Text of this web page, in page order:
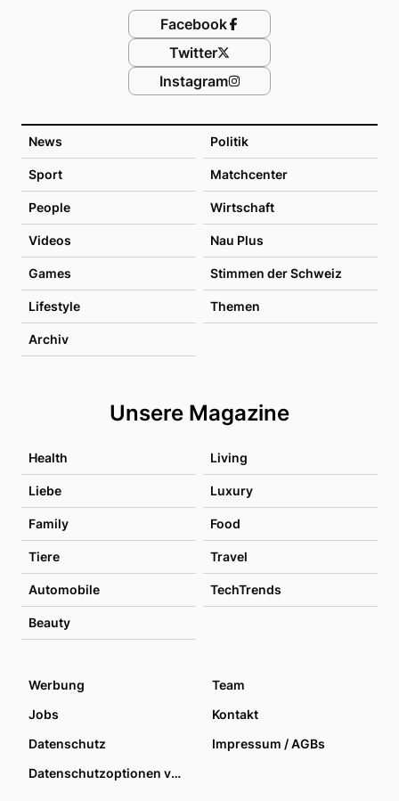
News Politik
Sport Matchcenter
People Wirtschaft
Videos Nau Plus
Games Stimmen der Schweiz
Lifestyle Themen
Archiv
Unsere Magazine
Health Living
Liebe Luxury
Family Food
Tiere Travel
Automobile TechTrends
Beauty
Facebook
Twitter
Instagram
Werbung
Team
Jobs
Kontakt
Datenschutz
Impressum / AGBs
Datenschutzoptionen verwalten